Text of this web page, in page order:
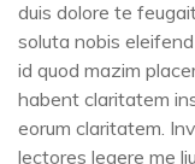
duis dolore te
soluta nobis
id quod mazim
habent claritatem
eorum claritatem.
lectores legere me